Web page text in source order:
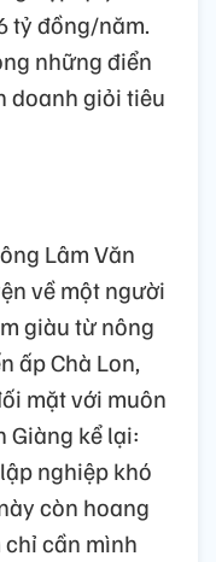
tỷ đồng/năm.
những điển
doanh giỏi tiêu
Lâm Văn
về một người
giàu từ nông
ấp Chà Lon,
mặt với muôn
Giàng kể lại:
nghiệp khó
còn hoang
cần mình